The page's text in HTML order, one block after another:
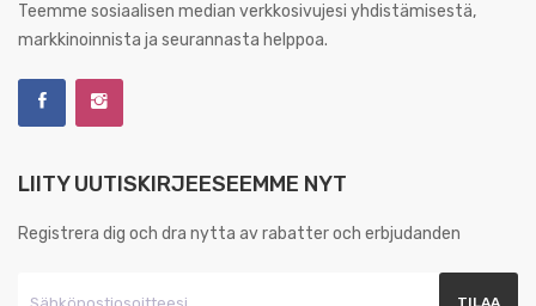
Teemme sosiaalisen median verkkosivujesi yhdistämisestä,
markkinoinnista ja seurannasta helppoa.
LIITY UUTISKIRJEESEEMME NYT
Registrera dig och dra nytta av rabatter och erbjudanden